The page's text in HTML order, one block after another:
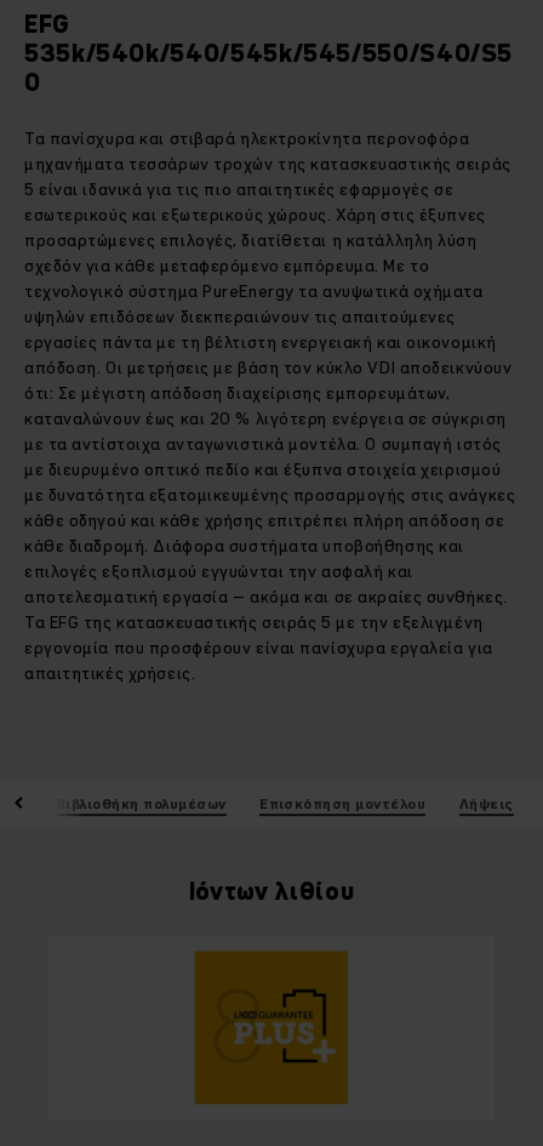
EFG
535k/540k/540/545k/545/550/S40/S5
0
Τα πανίσχυρα και στιβαρά ηλεκτροκίνητα περονοφόρα
μηχανήματα τεσσάρων τροχών της κατασκευαστικής σειράς
5 είναι ιδανικά για τις πιο απαιτητικές εφαρμογές σε
εσωτερικούς και εξωτερικούς χώρους. Χάρη στις έξυπνες
προσαρτώμενες επιλογές, διατίθεται η κατάλληλη λύση
σχεδόν για κάθε μεταφερόμενο εμπόρευμα. Με το
τεχνολογικό σύστημα PureEnergy τα ανυψωτικά οχήματα
υψηλών επιδόσεων διεκπεραιώνουν τις απαιτούμενες
εργασίες πάντα με τη βέλτιστη ενεργειακή και οικονομική
απόδοση. Οι μετρήσεις με βάση τον κύκλο VDI αποδεικνύουν
ότι: Σε μέγιστη απόδοση διαχείρισης εμπορευμάτων,
καταναλώνουν έως και 20 % λιγότερη ενέργεια σε σύγκριση
με τα αντίστοιχα ανταγωνιστικά μοντέλα. Ο συμπαγή ιστός
με διευρυμένο οπτικό πεδίο και έξυπνα στοιχεία χειρισμού
με δυνατότητα εξατομικευμένης προσαρμογής στις ανάγκες
κάθε οδηγού και κάθε χρήσης επιτρέπει πλήρη απόδοση σε
κάθε διαδρομή. Διάφορα συστήματα υποβοήθησης και
επιλογές εξοπλισμού εγγυώνται την ασφαλή και
αποτελεσματική εργασία – ακόμα και σε ακραίες συνθήκες.
Τα EFG της κατασκευαστικής σειράς 5 με την εξελιγμένη
εργονομία που προσφέρουν είναι πανίσχυρα εργαλεία για
απαιτητικές χρήσεις.
Βιβλιοθήκη πολυμέσων Επισκόπηση μοντέλου Λήψεις
Ιόντων λιθίου